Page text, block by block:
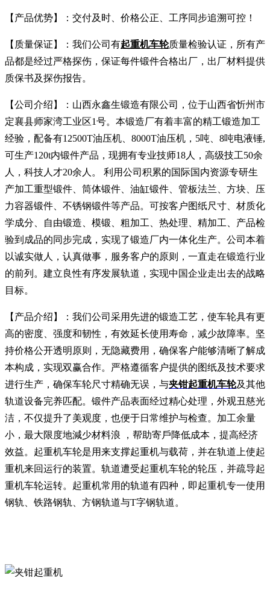
【产品优势】：交付及时、价格公正、工序同步追溯可控！
【质量保证】：我们公司有起重机车轮质量检验认证，所有产
品都是经过严格探伤，保证每件锻件合格出厂，出厂材料提供
质保书及探伤报告。
【公司介绍】：山西永鑫生锻造有限公司，位于山西省忻州市
定襄县师家湾工业区1号。本锻造厂有着丰富的精工锻造加工
经验，配备有12500T油压机、8000T油压机，5吨、8吨电液锤,
可生产120t内锻件产品，现拥有专业技师18人，高级技工50余
人，科技人才20余人。 利用公司积累的国际国内资源专研生
产加工重型锻件、筒体锻件、油缸锻件、管板法兰、方块、压
力容器锻件、不锈钢锻件等产品。可按客户图纸尺寸、材质化
学成分、自由锻造、模锻、粗加工、热处理、精加工、产品检
验到成品的同步完成，实现了锻造厂内一体化生产。公司本着
以诚实做人，认真做事，服务客户的原则，一直走在锻造行业
的前列。建立良性有序发展轨道，实现中国企业走出去的战略
目标。
【产品介绍】：我们公司采用先进的锻造工艺，使车轮具有更
高的密度、强度和韧性，有效延长使用寿命，减少故障率。坚
持价格公开透明原则，无隐藏费用，确保客户能够清晰了解成
本构成，实现双赢合作。严格遵循客户提供的图纸及技术要求
进行生产，确保车轮尺寸精确无误，与夹钳起重机车轮及其他
轨道设备完养匹配。锻件产品表面经过精心处理，外观丑慈光
洁，不仅提升了美观度，也便于日常维护与检查。加工余量
小，最大限度地減少材料浪 ，帮助寄戶降低成本，提高经济
效益。起重机车轮是用来支撑起重机与载荷，并在轨道上使起
重机来回运行的装置。轨道遭受起重机车轮的轮压，并疏导起
重机车轮运转。起重机常用的轨道有四种，即起重机专一使用
钢轨、铁路钢轨、方钢轨道与T字钢轨道。